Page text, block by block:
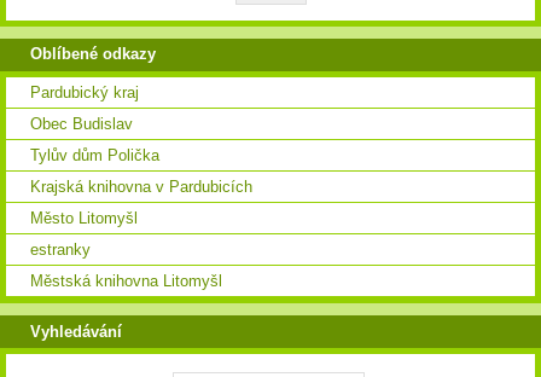
Oblíbené odkazy
Pardubický kraj
Obec Budislav
Tylův dům Polička
Krajská knihovna v Pardubicích
Město Litomyšl
estranky
Městská knihovna Litomyšl
Vyhledávání